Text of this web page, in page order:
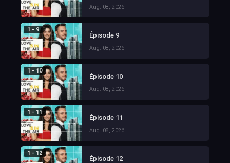
Aug. 08, 2026
1 - 9
Épisode 9
Aug. 08, 2026
1 - 10
Épisode 10
Aug. 08, 2026
1 - 11
Épisode 11
Aug. 08, 2026
1 - 12
Épisode 12